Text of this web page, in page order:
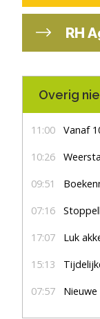
RH
Overig
11:00 Vanaf 10
10:26
09:51
07:16
17:07 Luk
15:13
07:57 Nieuwe